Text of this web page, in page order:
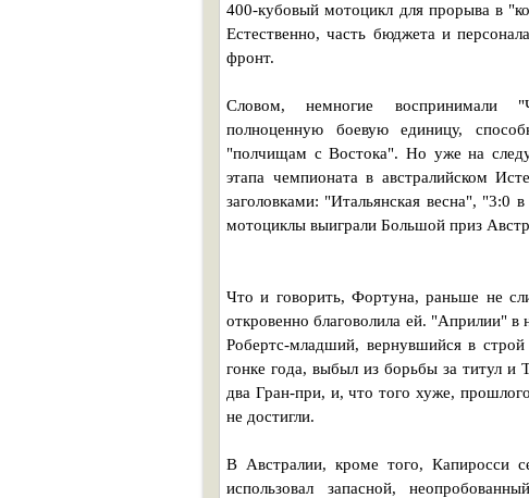
400-кубовый мотоцикл для прорыва в
Естественно, часть бюджета и
фронт.
Словом, немногие воспринимали
полноценную боевую единицу,
"полчищам с Востока". Но уже на
этапа чемпионата в австралийском
заголовками: "Итальянская весна", "3:0
мотоциклы выиграли Большой приз
Что и говорить, Фортуна, раньше не
откровенно благоволила ей. "Априлии"
Робертс-младший, вернувшийся в
гонке года, выбыл из борьбы за титул
два Гран-при, и, что того хуже,
не достигли.
В Австралии, кроме того, Капиросси
использовал запасной,